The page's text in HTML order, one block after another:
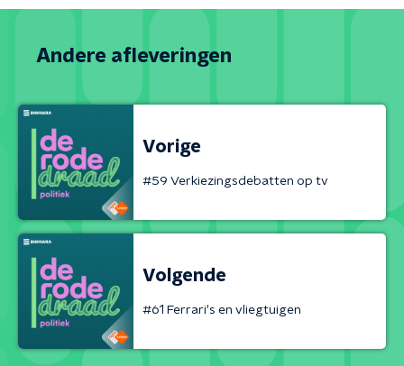
Andere afleveringen
Vorige
#59 Verkiezingsdebatten op tv
Volgende
#61 Ferrari's en vliegtuigen